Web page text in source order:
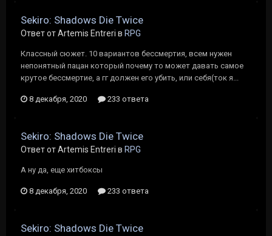
Sekiro: Shadows Die Twice
Ответ от Artemis Entreri в RPG
Классный сюжет. 10 вариантов бессмертия, всем нужен
непонятный пацан который почему то может давать самое
крутое бессмертие, а гг должен его убить, или себя(ток я...
8 декабря, 2020 233 ответа
Sekiro: Shadows Die Twice
Ответ от Artemis Entreri в RPG
А ну да, еще хитбоксы
8 декабря, 2020 233 ответа
Sekiro: Shadows Die Twice